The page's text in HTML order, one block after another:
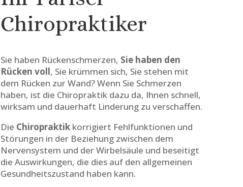
Chiropraktiker
Sie haben Rückenschmerzen, Sie haben den
Rücken voll, Sie krümmen sich, Sie stehen mit
dem Rücken zur Wand? Wenn Sie Schmerzen
haben, ist die Chiropraktik dazu da, Ihnen schnell,
wirksam und dauerhaft Linderung zu verschaffen.
Die Chiropraktik korrigiert Fehlfunktionen und
Störungen in der Beziehung zwischen dem
Nervensystem und der Wirbelsäule und beseitigt
die Auswirkungen, die dies auf den allgemeinen
Gesundheitszustand haben kann.